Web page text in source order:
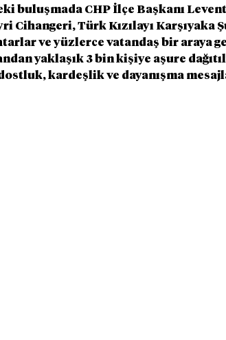
buluşmada CHP İlçe Başkanı
Cihangeri, Türk Kızılayı Karşıyaka
ve yüzlerce vatandaş bir araya
yaklaşık 3 bin kişiye aşure
kardeşlik ve dayanışma